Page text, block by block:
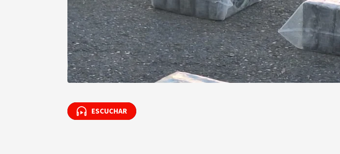
ESCUCHAR
ESCUCHAR